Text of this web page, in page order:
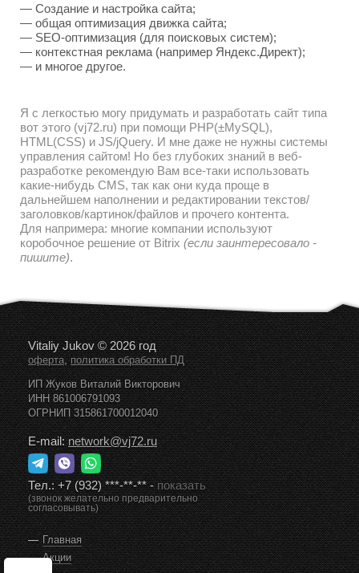
— Создание и настройка сайта;
— общая оптимизация движка сайта;
— SEO-оптимизация (для поисковых систем);
— контекстная реклама (например Яндекс.Директ);
— и многое другое.
Я с легкостью могу придумать и разработать сайт типа
вот этого (vj72.ru) при помощи PHP(±MySQL),
HTML(CSS) и JS/jQuery. И мне даже не нужны системы
управления сайтом! Но без глубоких знаний в веб-
разработке рекомендую Вам все-таки использовать
какие-нибудь CMS, так как они куда проще в
дальнейшем наполнении и редактировании текстов/
заголовков/картинок/файлов и прочего контента.
Для напримера: многие компании используют
коробочное решение от Bitrix (если заинтересовало -
пишите).
Vitaliy Jukov © 2026 год
оферта,политика обработки ПД
ИП Жуков Виталий Викторович
ИНН 861006791093
ОГРНИП 315861700012040
E-mail:network@vj72.ru
Тел.:+7 (932) ***-**-**-показать
(звонок желательно предварительно
согласовывать)
Главная
Акции